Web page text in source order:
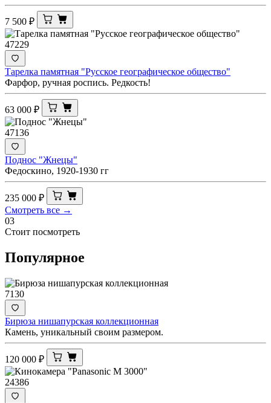
7 500 ₽
47229
Тарелка памятная "Русское географическое общество"
Фaрфор, pучнaя роспиcь. Редкость!
63 000 ₽
47136
Поднос "Жнецы"
Федоскино, 1920-1930 гг
235 000 ₽
Смотреть все →
03
Стоит посмотреть
Популярное
7130
Бирюза нишапурская коллекционная
Камень, уникальный своим размером.
120 000 ₽
24386